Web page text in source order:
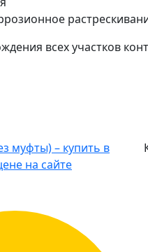
всех участков